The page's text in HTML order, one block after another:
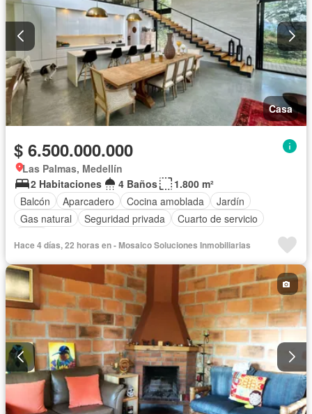
Casa
$ 6.500.000.000
Las Palmas, Medellín
2 Habitaciones
4 Baños
1.800 m²
Balcón
Aparcadero Cocina amoblada
Jardín
Gas natural
Seguridad privada
Cuarto de servicio
Hace 4 días, 22 horas en - Mosaico Soluciones Inmobiliarias